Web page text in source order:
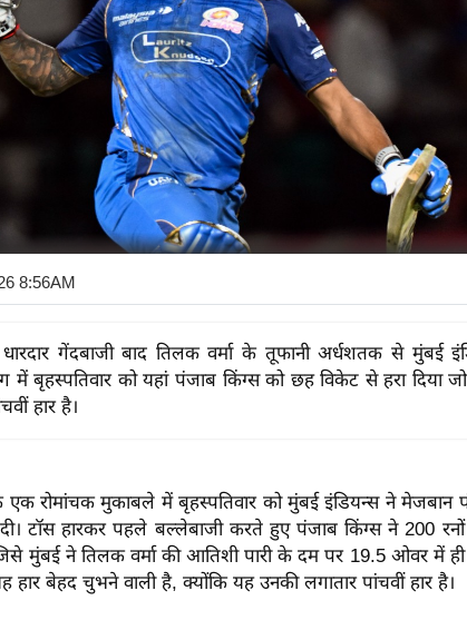
8:56AM
गेंदबाजी बाद तिलक वर्मा के तूफानी अर्धशतक से मुंबई
में बृहस्पतिवार को यहां पंजाब किंग्स को छह विकेट से हरा दिया
हार है।
एक रोमांचक मुकाबले में बृहस्पतिवार को मुंबई इंडियन्स ने मेजबान
टॉस हारकर पहले बल्लेबाजी करते हुए पंजाब किंग्स ने 200
मुंबई ने तिलक वर्मा की आतिशी पारी के दम पर 19.5 ओवर में
हार बेहद चुभने वाली है, क्योंकि यह उनकी लगातार पांचवीं हार है।